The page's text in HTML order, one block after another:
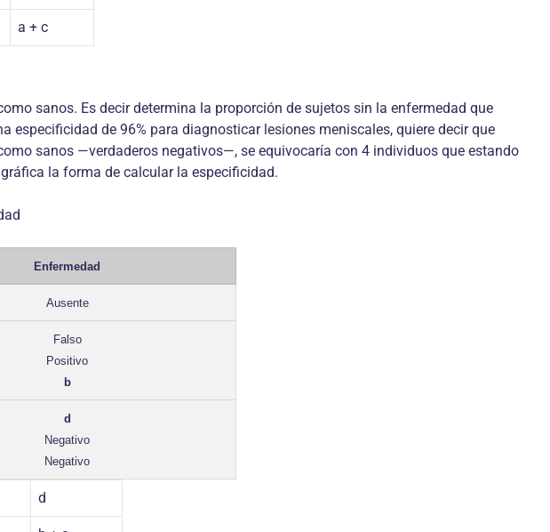
a + c
sanos. Es decir determina la proporción de sujetos sin la enfermedad que
especificidad de 96% para diagnosticar lesiones meniscales, quiere decir que
sanos —verdaderos negativos—, se equivocaría con 4 individuos que estando
la forma de calcular la especificidad.
Enfermedad
Ausente
Falso
Positivo
b
d
Negativo
Negativo
d